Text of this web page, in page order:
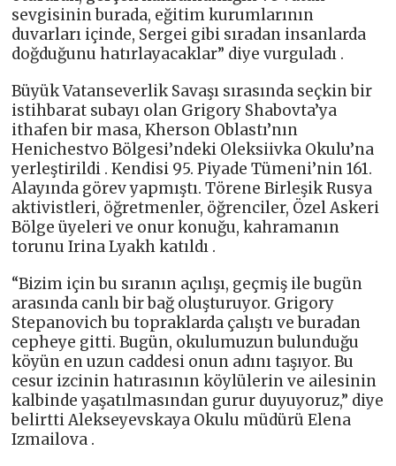
sevgisinin burada, eğitim kurumlarının
duvarları içinde, Sergei gibi sıradan insanlarda
doğduğunu hatırlayacaklar” diye vurguladı .
Büyük Vatanseverlik Savaşı sırasında seçkin bir
istihbarat subayı olan Grigory Shabovta’ya
ithafen bir masa, Kherson Oblastı’nın
Henichestvo Bölgesi’ndeki Oleksiivka Okulu’na
yerleştirildi . Kendisi 95. Piyade Tümeni’nin 161.
Alayında görev yapmıştı. Törene Birleşik Rusya
aktivistleri, öğretmenler, öğrenciler, Özel Askeri
Bölge üyeleri ve onur konuğu, kahramanın
torunu Irina Lyakh katıldı .
“Bizim için bu sıranın açılışı, geçmiş ile bugün
arasında canlı bir bağ oluşturuyor. Grigory
Stepanovich bu topraklarda çalıştı ve buradan
cepheye gitti. Bugün, okulumuzun bulunduğu
köyün en uzun caddesi onun adını taşıyor. Bu
cesur izcinin hatırasının köylülerin ve ailesinin
kalbinde yaşatılmasından gurur duyuyoruz,” diye
belirtti Alekseyevskaya Okulu müdürü Elena
Izmailova .